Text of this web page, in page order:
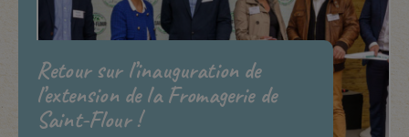
Retour sur l’inauguration de
l’extension de la Fromagerie de
Saint-Flour !